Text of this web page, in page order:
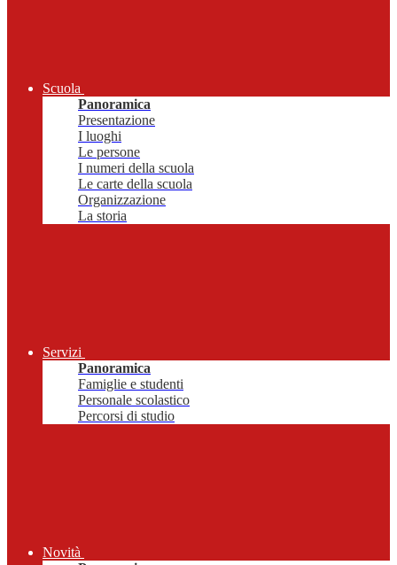
Scuola
Panoramica
Presentazione
I luoghi
Le persone
I numeri della scuola
Le carte della scuola
Organizzazione
La storia
Servizi
Panoramica
Famiglie e studenti
Personale scolastico
Percorsi di studio
Novità